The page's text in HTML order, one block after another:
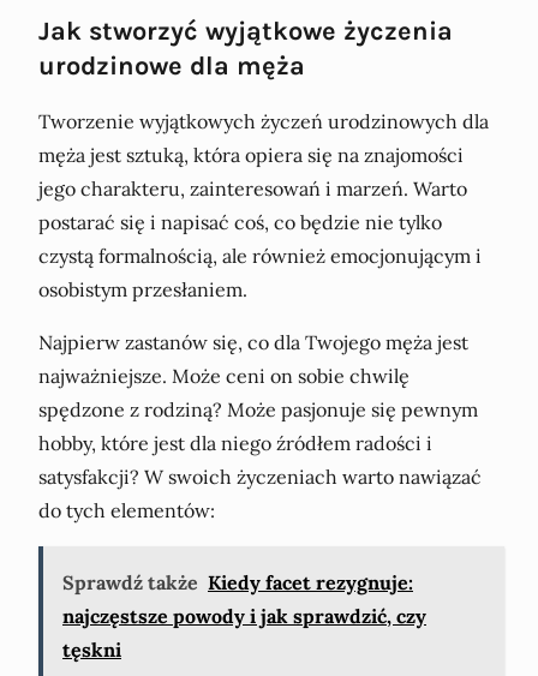
Jak stworzyć wyjątkowe życzenia
urodzinowe dla męża
Tworzenie wyjątkowych życzeń urodzinowych dla
męża jest sztuką, która opiera się na znajomości
jego charakteru, zainteresowań i marzeń. Warto
postarać się i napisać coś, co będzie nie tylko
czystą formalnością, ale również emocjonującym i
osobistym przesłaniem.
Najpierw zastanów się, co dla Twojego męża jest
najważniejsze. Może ceni on sobie chwilę
spędzone z rodziną? Może pasjonuje się pewnym
hobby, które jest dla niego źródłem radości i
satysfakcji? W swoich życzeniach warto nawiązać
do tych elementów:
Sprawdź także Kiedy facet rezygnuje:
najczęstsze powody i jak sprawdzić, czy
tęskni